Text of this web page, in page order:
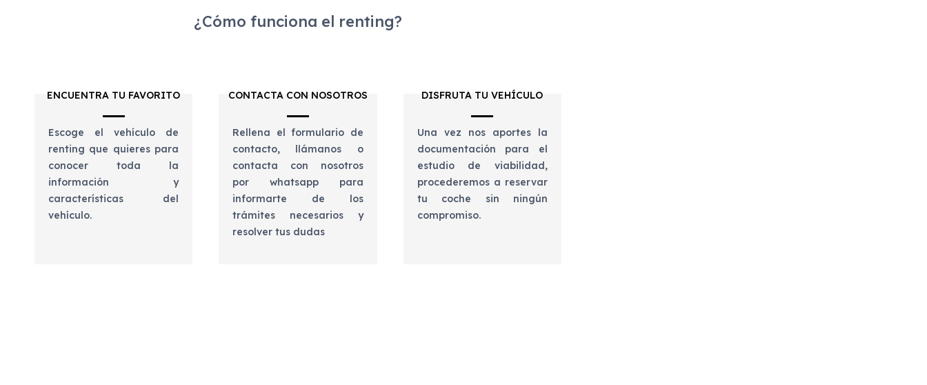
¿Cómo funciona el renting?
ENCUENTRA TU FAVORITO
Escoge el vehículo de
renting que quieres para
conocer toda la
información y
características del
vehículo.
CONTACTA CON NOSOTROS
Rellena el formulario de
contacto, llámanos o
contacta con nosotros
por whatsapp para
informarte de los
trámites necesarios y
resolver tus dudas
DISFRUTA TU VEHÍCULO
Una vez nos aportes la
documentación para el
estudio de viabilidad,
procederemos a reservar
tu coche sin ningún
compromiso.